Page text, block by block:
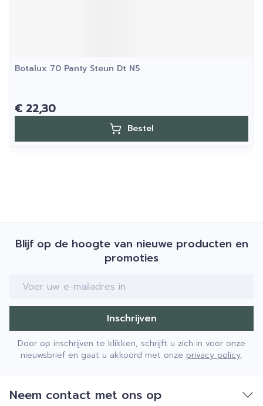
Botalux 70 Panty Steun Dt N5
€ 22,30
Bestel
Blijf op de hoogte van nieuwe producten en
promoties
E-mail adres
Inschrijven
Door op inschrijven te klikken, schrijft u zich in voor onze
nieuwsbrief en gaat u akkoord met onze privacy policy.
Neem contact met ons op